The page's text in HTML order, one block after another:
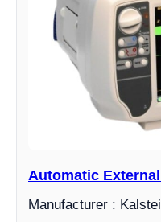
Automatic
Manufacturer :